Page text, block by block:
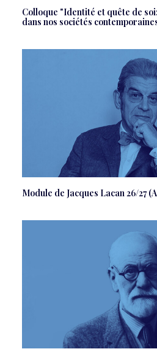
Colloque "Identité et quête de
dans nos sociétés
Module de Jacques Lacan 26/27